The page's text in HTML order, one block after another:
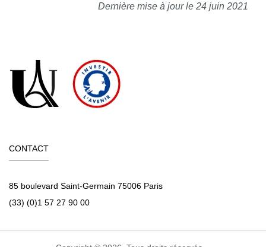
Dernière mise à jour le 24 juin 2021
CONTACT
85 boulevard Saint-Germain 75006 Paris
(33) (0)1 57 27 90 00